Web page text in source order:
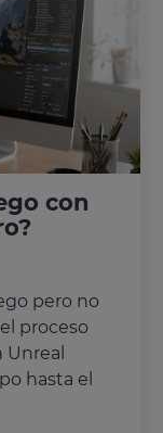
con
pero no
proceso
hasta el